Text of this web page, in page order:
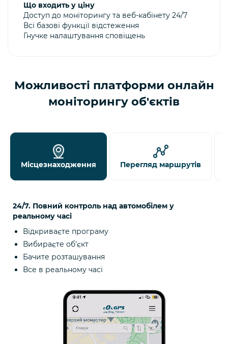
Що входить у ціну
Доступ до моніторингу та веб-кабінету 24/7
Всі базові функції відстеження
Гнучке налаштування сповіщень
Можливості платформи онлайн
моніторингу об'єктів
Місцезнаходження Перегляд маршрутів
24/7. Повний контроль над автомобілем у
реальному часі
Відкриваєте програму
Вибираєте об'єкт
Бачите розташування
Все в реальному часі